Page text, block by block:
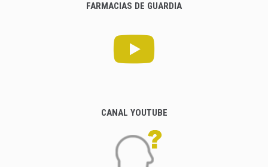
FARMACIAS DE GUARDIA
CANAL YOUTUBE